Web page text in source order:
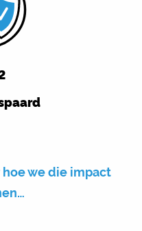
we die impact